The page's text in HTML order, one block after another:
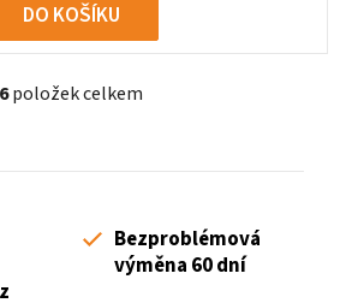
DO KOŠÍKU
O
l
6položek celkem
Bezproblémová
výměna 60 dní